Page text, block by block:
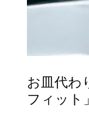
お皿代わ
フィット」